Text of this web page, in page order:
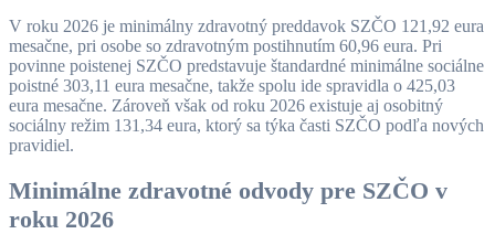
V roku 2026 je minimálny zdravotný preddavok SZČO 121,92 eura
mesačne, pri osobe so zdravotným postihnutím 60,96 eura. Pri
povinne poistenej SZČO predstavuje štandardné minimálne sociálne
poistné 303,11 eura mesačne, takže spolu ide spravidla o 425,03
eura mesačne. Zároveň však od roku 2026 existuje aj osobitný
sociálny režim 131,34 eura, ktorý sa týka časti SZČO podľa nových
pravidiel.
Minimálne zdravotné odvody pre SZČO v
roku 2026